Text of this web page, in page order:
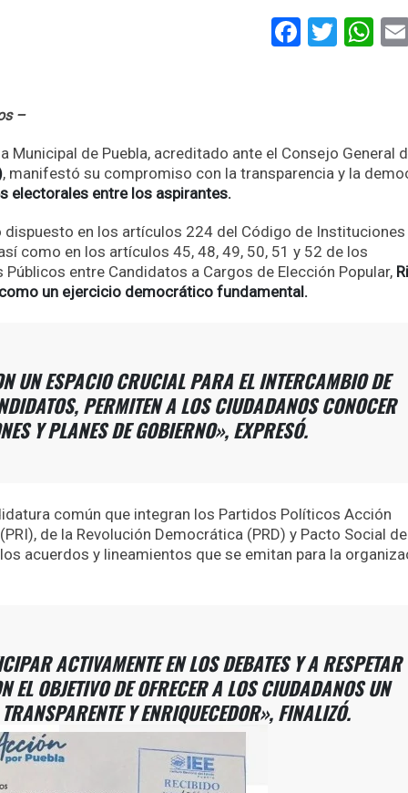
–
Municipal de Puebla, acreditado ante el Consejo General
, manifestó su compromiso con la transparencia y la
electorales entre los aspirantes.
en los artículos 224 del Código de Instituciones
como en los artículos 45, 48, 49, 50, 51 y 52 de los
entre Candidatos a Cargos de Elección Popular,
un ejercicio democrático fundamental.
UN ESPACIO CRUCIAL PARA EL INTERCAMBIO DE
PERMITEN A LOS CIUDADANOS CONOCER
Y PLANES DE GOBIERNO», EXPRESÓ.
común que integran los Partidos Políticos Acción
de la Revolución Democrática (PRD) y Pacto Social de
acuerdos y lineamientos que se emitan para la
ACTIVAMENTE EN LOS DEBATES Y A RESPETAR
EL OBJETIVO DE OFRECER A LOS CIUDADANOS UN
Y ENRIQUECEDOR», FINALIZÓ.